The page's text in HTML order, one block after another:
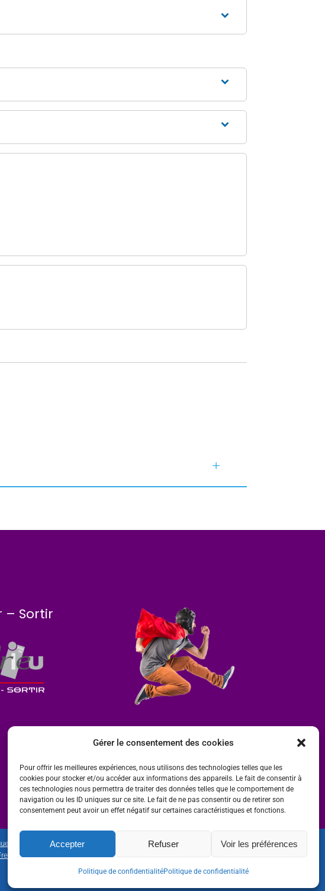
Gérer le consentement des cookies
Pour offrir les meilleures expériences, nous utilisons des technologies telles que les
cookies pour stocker et/ou accéder aux informations des appareils. Le fait de consentir à
ces technologies nous permettra de traiter des données telles que le comportement de
navigation ou les ID uniques sur ce site. Le fait de ne pas consentir ou de retirer son
consentement peut avoir un effet négatif sur certaines caractéristiques et fonctions.
Accepter Refuser Voir les préférences
Politique de confidentialitéPolitique de confidentialité
– Sortir
de confidentialité
| Photos parOmbre et Matière - Photographe